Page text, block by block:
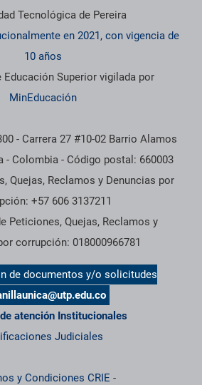
Tecnológica de Pereira
en 2021, con vigencia de
10 años
Superior vigilada por
MinEducación
- Carrera 27 #10-02 Barrio Alamos
- Colombia - Código postal: 660003
Quejas, Reclamos y Denuncias por
+57 606 3137211
Peticiones, Quejas, Reclamos y
corrupción: 018000966781
de documentos y/o solicitudes
atención Institucionales
Judiciales
y Condiciones CRIE -